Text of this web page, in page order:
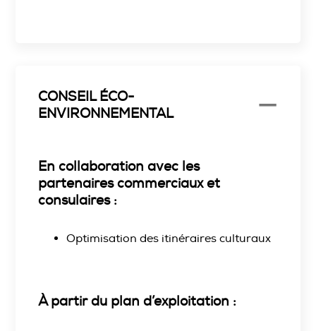
CONSEIL ÉCO-
ENVIRONNEMENTAL
En collaboration avec les
partenaires commerciaux et
consulaires :
Optimisation des itinéraires culturaux
À partir du plan d’exploitation :